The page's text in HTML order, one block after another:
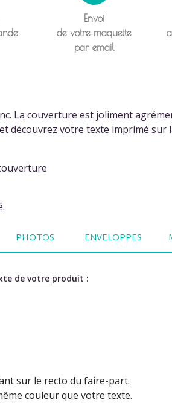
Envoi
de votre maquette
par email
La couverture est joliment
découvrez votre texte imprimé sur
PHOTOS ENVELOPPES
de votre produit :
sur le recto du faire-part.
couleur que votre texte.